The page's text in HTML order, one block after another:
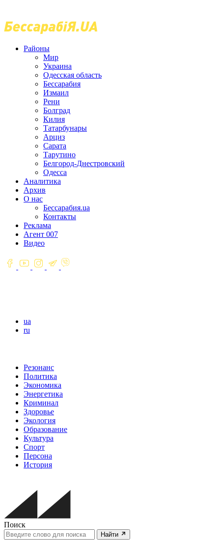
Районы
Мир
Украина
Одесская область
Бессарабия
Измаил
Рени
Болград
Килия
Татарбунары
Арциз
Сарата
Тарутино
Белгород-Днестровский
Одесса
Аналитика
Архив
О нас
Бессарабия.ua
Контакты
Реклама
Агент 007
Видео
ua
ru
Резонанс
Политика
Экономика
Энергетика
Криминал
Здоровье
Экология
Образование
Культура
Спорт
Персона
История
Поиск
Найти